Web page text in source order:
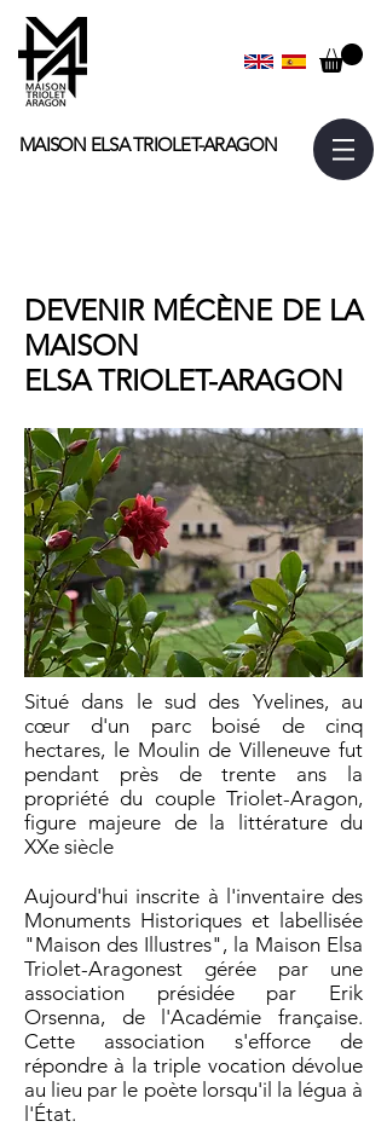
MAISON ELSATRIOLET-ARAGON
DEVENIR MÉCÈNE DE LA
MAISON
ELSA TRIOLET-ARAGON
Situé dans le sud des Yvelines, au
cœur d'un parc boisé de cinq
hectares, le Moulin de Villeneuve fut
pendant près de trente ans la
propriété du couple Triolet-Aragon,
figure majeure de la littérature du
XXe siècle
Aujourd'hui inscrite à l'inventaire des
Monuments Historiques et labellisée
"Maison des Illustres", la Maison Elsa
Triolet-Aragonest gérée par une
association présidée par Erik
Orsenna, de l'Académie française.
Cette association s'efforce de
répondre à la triple vocation dévolue
au lieu par le poète lorsqu'il la légua à
l'État.